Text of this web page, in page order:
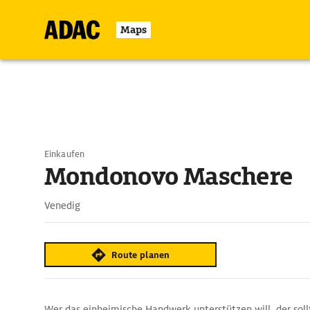
Maps
Einkaufen
Mondonovo Maschere
Venedig
Route planen